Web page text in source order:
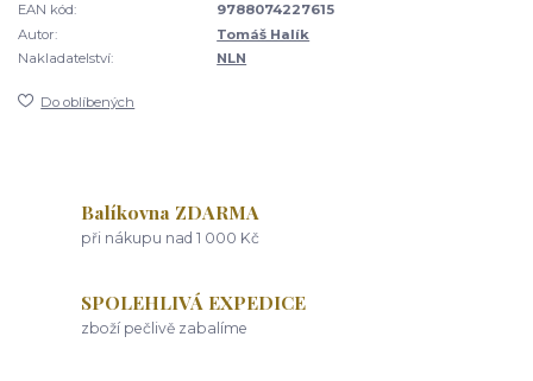
EAN kód:
9788074227615
Autor:
Tomáš Halík
Nakladatelství:
NLN
Do oblíbených
Balíkovna ZDARMA
při nákupu nad 1 000 Kč
SPOLEHLIVÁ EXPEDICE
zboží pečlivě zabalíme